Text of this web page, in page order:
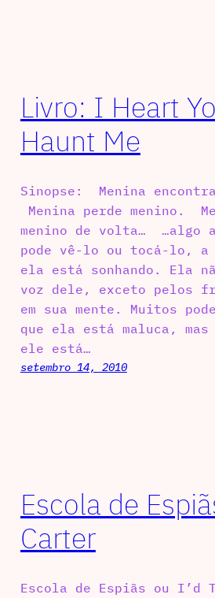
Livro: I Heart
Haunt Me
Sinopse: Menina
Menina perde menino.
menino de volta… …algo
pode vê-lo ou tocá-lo, a
ela está sonhando. Ela
voz dele, exceto pelos
em sua mente. Muitos
que ela está maluca,
ele está…
setembro 14, 2010
Escola de
Carter
Escola de Espiãs ou I’d